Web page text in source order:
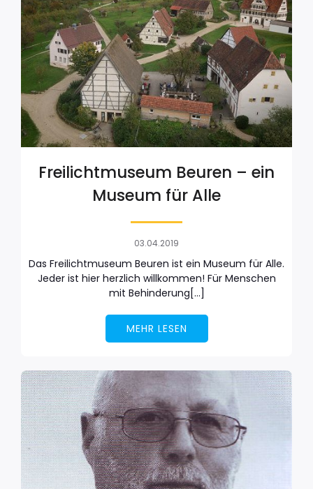
Freilichtmuseum Beuren – ein
Museum für Alle
03.04.2019
Das Freilichtmuseum Beuren ist ein Museum für Alle.
Jeder ist hier herzlich willkommen! Für Menschen
mit Behinderung[…]
MEHR LESEN